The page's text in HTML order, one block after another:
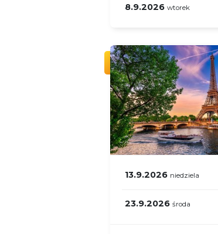
8.9.2026 wtorek
13.9.2026 niedziela
23.9.2026 środa